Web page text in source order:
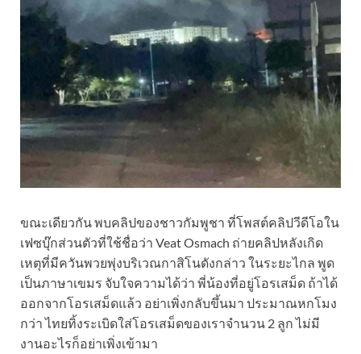
ขณะเดียวกัน พบคลิปของชาวกัมพูชา ที่โพสต์คลิปวีดีโอใน
เฟซบุ๊กส่วนตัวที่ใช้ชื่อว่า Veat Osmach ถ่ายคลิปหลังเกิด
เหตุที่มีควันพวยพุ่งบริเวณกาสิโนดังกล่าว ในระยะไกล พูด
เป็นภาษาเขมร จับใจความได้ว่า พี่น้องที่อยู่โอรเสม็ด ถ้าได้
ออกจากโอรเสม็ดแล้ว อย่าเพิ่งกลับขึ้นมา ประมาณหกโมง
กว่า ไทยทิ้งระเบิดใส่โอรเสม็ดของเราจำนวน 2 ลูก ไม่มี
งานอะไรก็อย่าเพิ่งเข้ามา